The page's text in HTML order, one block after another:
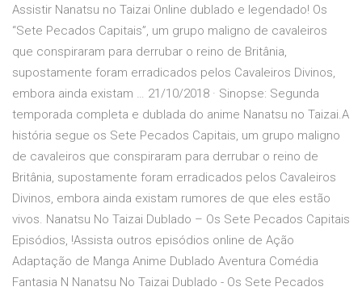
Assistir Nanatsu no Taizai Online dublado e legendado! Os
“Sete Pecados Capitais”, um grupo maligno de cavaleiros
que conspiraram para derrubar o reino de Britânia,
supostamente foram erradicados pelos Cavaleiros Divinos,
embora ainda existam … 21/10/2018 · Sinopse: Segunda
temporada completa e dublada do anime Nanatsu no Taizai.A
história segue os Sete Pecados Capitais, um grupo maligno
de cavaleiros que conspiraram para derrubar o reino de
Britânia, supostamente foram erradicados pelos Cavaleiros
Divinos, embora ainda existam rumores de que eles estão
vivos. Nanatsu No Taizai Dublado – Os Sete Pecados Capitais
Episódios, !Assista outros episódios online de Ação
Adaptação de Manga Anime Dublado Aventura Comédia
Fantasia N Nanatsu No Taizai Dublado - Os Sete Pecados